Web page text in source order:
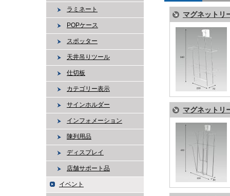
ラミネート
POPケース
スポッター
天井吊りツール
仕切板
カテゴリー表示
サインホルダー
インフォメーション
陳列用品
ディスプレイ
店舗サポート品
イベント
マグネット
マグネット